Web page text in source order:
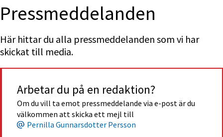
Press­med­delan­den
Här hittar du alla pressmeddelanden som vi har
skickat till media.
Arbetar du på en redaktion?
Om du vill ta emot pressmeddelande via e-post är du
välkommen att skicka ett mejl till
Pernilla Gunnarsdotter Persson